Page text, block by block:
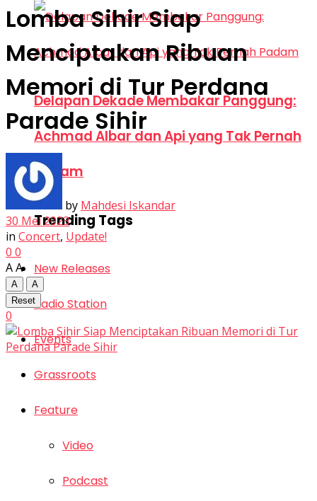
Delapan Dekade Membakar Panggung:
Achmad Albar dan Api yang Tak Pernah
Padam
Trending Tags
New Releases
Radio Station
Events
Grassroots
Feature
Video
Podcast
Lomba Sihir Siap
Menciptakan Ribuan
Memori di Tur Perdana
Parade Sihir
by Mahdesi Iskandar
30 Mei 2023
in Concert, Update!
0 0
AA
A
A
Reset
0